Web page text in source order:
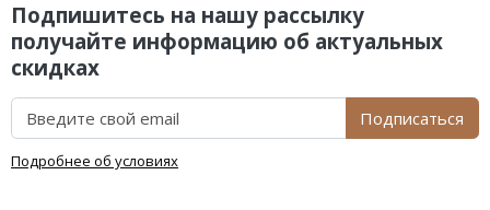
Подпишитесь на нашу рассылку
получайте информацию об актуальных
скидках
Подписаться
Подробнее об условиях